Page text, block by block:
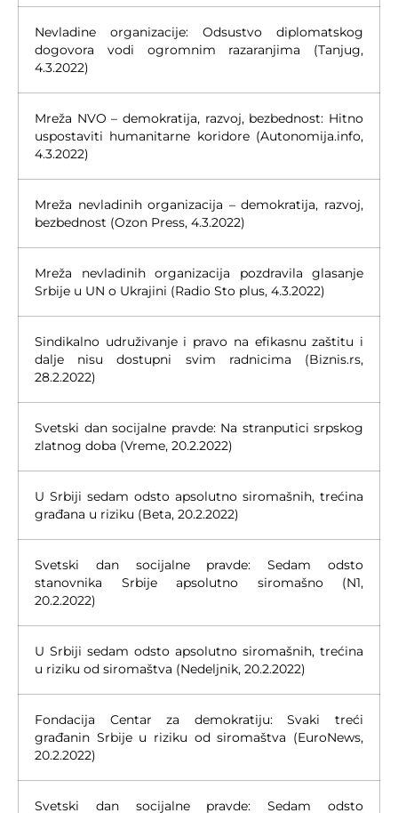
Nevladine organizacije: Odsustvo diplomatskog
dogovora vodi ogromnim razaranjima (Tanjug,
4.3.2022)
Mreža NVO – demokratija, razvoj, bezbednost: Hitno
uspostaviti humanitarne koridore (Autonomija.info,
4.3.2022)
Mreža nevladinih organizacija – demokratija, razvoj,
bezbednost (Ozon Press, 4.3.2022)
Mreža nevladinih organizacija pozdravila glasanje
Srbije u UN o Ukrajini (Radio Sto plus, 4.3.2022)
Sindikalno udruživanje i pravo na efikasnu zaštitu i
dalje nisu dostupni svim radnicima (Biznis.rs,
28.2.2022)
Svetski dan socijalne pravde: Na stranputici srpskog
zlatnog doba (Vreme, 20.2.2022)
U Srbiji sedam odsto apsolutno siromašnih, trećina
građana u riziku (Beta, 20.2.2022)
Svetski dan socijalne pravde: Sedam odsto
stanovnika Srbije apsolutno siromašno (N1,
20.2.2022)
U Srbiji sedam odsto apsolutno siromašnih, trećina
u riziku od siromaštva (Nedeljnik, 20.2.2022)
Fondacija Centar za demokratiju: Svaki treći
građanin Srbije u riziku od siromaštva (EuroNews,
20.2.2022)
Svetski dan socijalne pravde: Sedam odsto